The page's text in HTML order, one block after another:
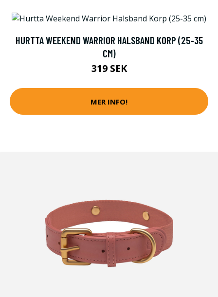
HURTTA WEEKEND WARRIOR HALSBAND KORP (25-35
CM)
319 SEK
MER INFO!